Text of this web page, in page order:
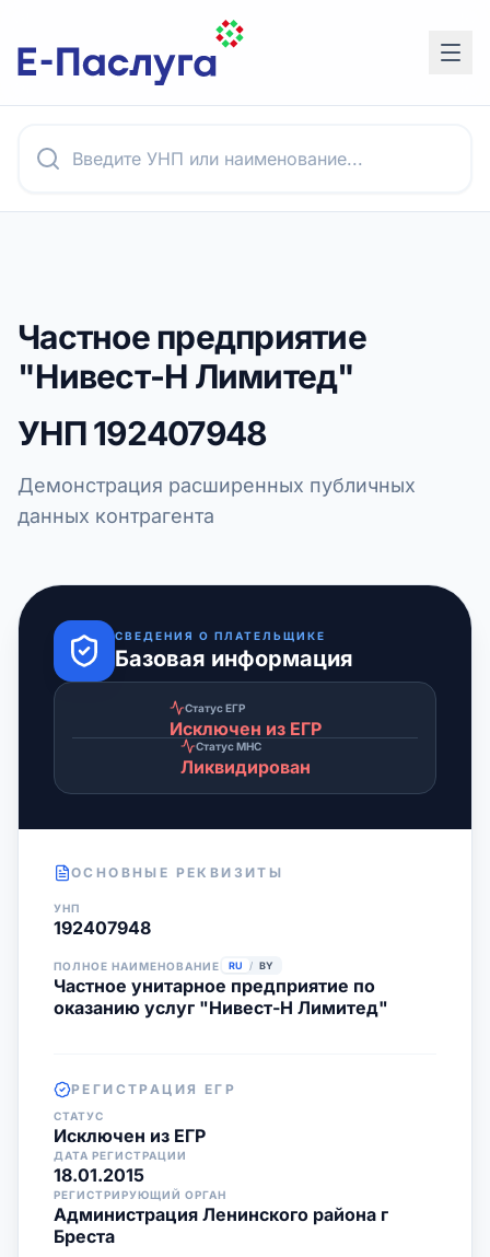
Частное предприятие
"Нивест-Н Лимитед"
УНП192407948
Демонстрация расширенных публичных
данных контрагента
СВЕДЕНИЯ О ПЛАТЕЛЬЩИКЕ
Базовая информация
Статус ЕГР
Исключен из ЕГР
Статус МНС
Ликвидирован
ОСНОВНЫЕ РЕКВИЗИТЫ
УНП
192407948
ПОЛНОЕ НАИМЕНОВАНИЕ RU / BY
Частное унитарное предприятие по
оказанию услуг "Нивест-Н Лимитед"
РЕГИСТРАЦИЯ ЕГР
СТАТУС
Исключен из ЕГР
ДАТА РЕГИСТРАЦИИ
18.01.2015
РЕГИСТРИРУЮЩИЙ ОРГАН
Администрация Ленинского района г
Бреста